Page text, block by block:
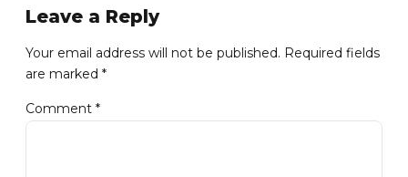
Leave a Reply
Your email address will not be published. Required fields
are marked *
Comment *